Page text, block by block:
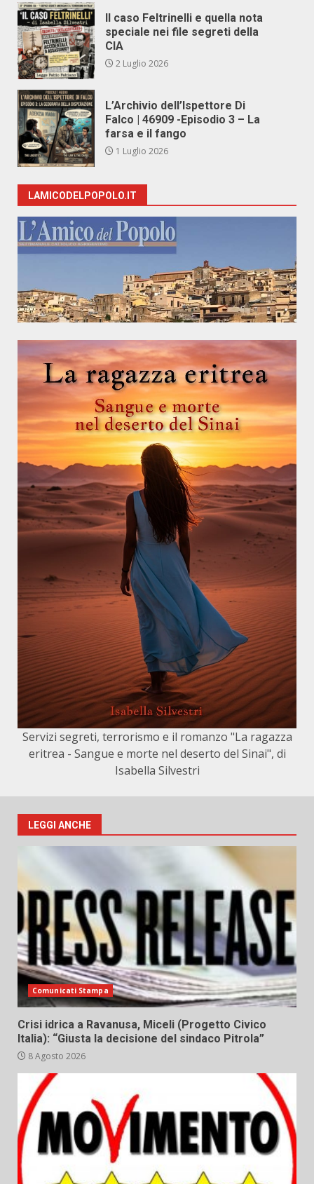
Il caso Feltrinelli e quella nota
speciale nei file segreti della
CIA
2 Luglio 2026
L’Archivio dell’Ispettore Di
Falco | 46909 -Episodio 3 – La
farsa e il fango
1 Luglio 2026
LAMICODELPOPOLO.IT
Servizi segreti, terrorismo e il romanzo "La ragazza
eritrea - Sangue e morte nel deserto del Sinai", di
Isabella Silvestri
LEGGI ANCHE
Comunicati Stampa
Crisi idrica a Ravanusa, Miceli (Progetto Civico
Italia): “Giusta la decisione del sindaco Pitrola”
8 Agosto 2026